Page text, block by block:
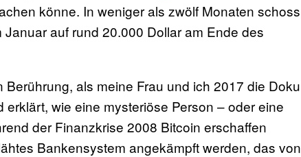
könne. In weniger als zwölf Monaten schoss
auf rund 20.000 Dollar am Ende des
als meine Frau und ich 2017 die Doku
erklärt, wie eine mysteriöse Person – oder eine
der Finanzkrise 2008 Bitcoin erschaffen
Bankensystem angekämpft werden, das von